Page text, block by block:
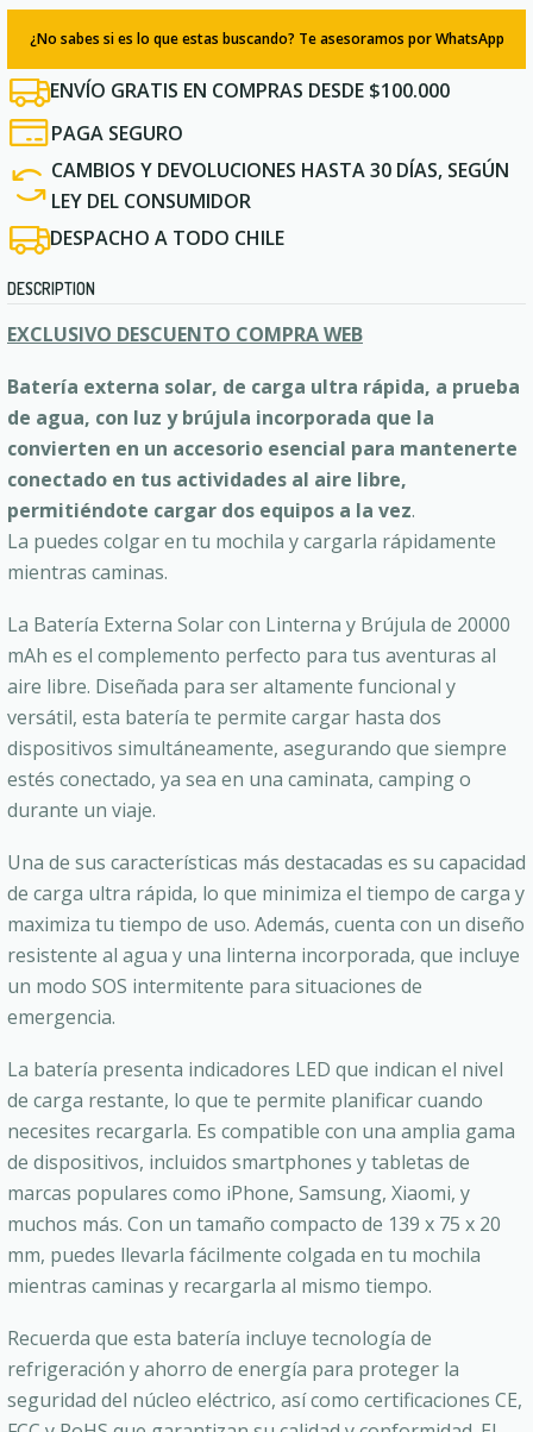
¿No sabes si es lo que estas buscando? Te asesoramos por WhatsApp
ENVÍO GRATIS EN COMPRAS DESDE $100.000
PAGA SEGURO
CAMBIOS Y DEVOLUCIONES HASTA 30 DÍAS, SEGÚN
LEY DEL CONSUMIDOR
DESPACHO A TODO CHILE
DESCRIPTION
EXCLUSIVO DESCUENTO COMPRA WEB
Batería externa solar, de carga ultra rápida, a prueba
de agua, con luz y brújula incorporada que la
convierten en un accesorio esencial para mantenerte
conectado en tus actividades al aire libre,
permitiéndote cargar dos equipos a la vez.
La puedes colgar en tu mochila y cargarla rápidamente
mientras caminas.
La Batería Externa Solar con Linterna y Brújula de 20000
mAh es el complemento perfecto para tus aventuras al
aire libre. Diseñada para ser altamente funcional y
versátil, esta batería te permite cargar hasta dos
dispositivos simultáneamente, asegurando que siempre
estés conectado, ya sea en una caminata, camping o
durante un viaje.
Una de sus características más destacadas es su capacidad
de carga ultra rápida, lo que minimiza el tiempo de carga y
maximiza tu tiempo de uso. Además, cuenta con un diseño
resistente al agua y una linterna incorporada, que incluye
un modo SOS intermitente para situaciones de
emergencia.
La batería presenta indicadores LED que indican el nivel
de carga restante, lo que te permite planificar cuando
necesites recargarla. Es compatible con una amplia gama
de dispositivos, incluidos smartphones y tabletas de
marcas populares como iPhone, Samsung, Xiaomi, y
muchos más. Con un tamaño compacto de 139 x 75 x 20
mm, puedes llevarla fácilmente colgada en tu mochila
mientras caminas y recargarla al mismo tiempo.
Recuerda que esta batería incluye tecnología de
refrigeración y ahorro de energía para proteger la
seguridad del núcleo eléctrico, así como certificaciones CE,